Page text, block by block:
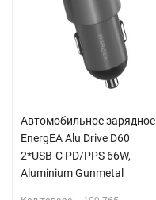
Автомобильное зарядное
EnergEA Alu Drive D60
2*USB-C PD/PPS 66W,
Aluminium Gunmetal